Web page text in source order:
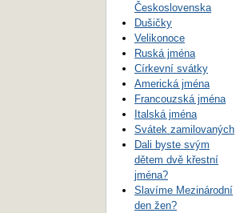
Československa
Dušičky
Velikonoce
Ruská jména
Církevní svátky
Americká jména
Francouzská jména
Italská jména
Svátek zamilovaných
Dali byste svým
dětem dvě křestní
jména?
Slavíme Mezinárodní
den žen?